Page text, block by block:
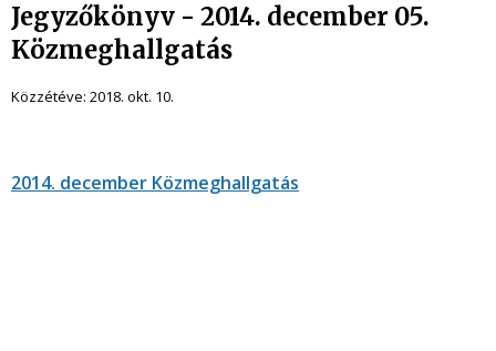
Jegyzőkönyv - 2014. december 05.
Közmeghallgatás
Közzétéve: 2018. okt. 10.
2014. december Közmeghallgatás